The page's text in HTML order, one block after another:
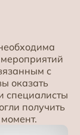
с
оказать
специалисты
получить